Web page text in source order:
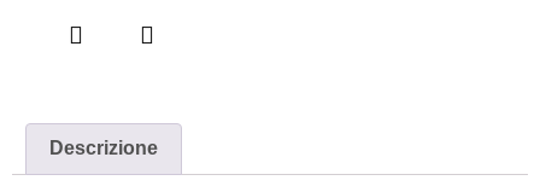
Descrizione